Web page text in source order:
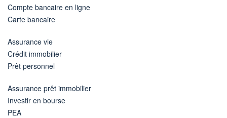
Compte bancaire en ligne
Carte bancaire
Assurance vie
Crédit immobilier
Prêt personnel
Assurance prêt immobilier
Investir en bourse
PEA